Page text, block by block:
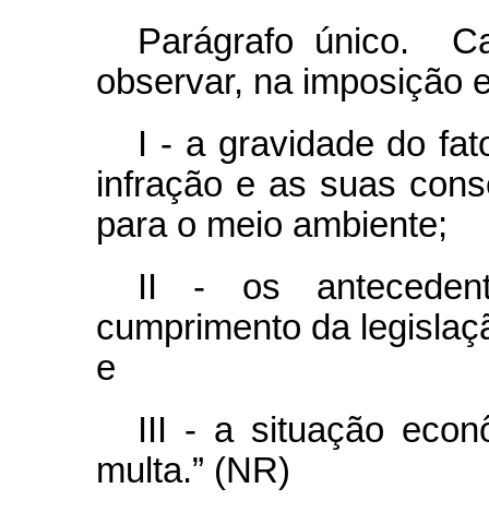
Parágrafo único.
observar, na imposição
I - a gravidade do
infração e as suas
para o meio ambiente;
II - os
cumprimento da
e
III - a situação
multa.” (NR)